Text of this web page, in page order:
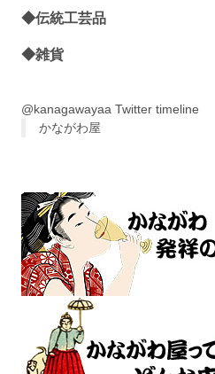
◆伝統工芸品
◆雑貨
@kanagawayaa Twitter timeline
かながわ屋